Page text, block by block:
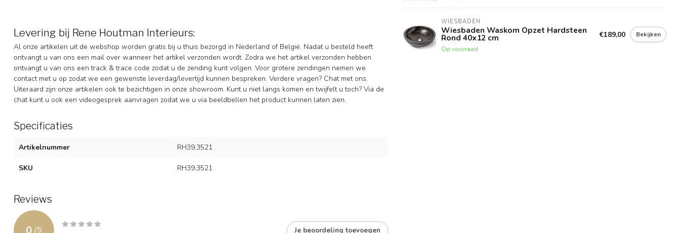
Levering bij Rene Houtman Interieurs:
Al onze artikelen uit de webshop worden gratis bij u thuis bezorgd in Nederland of België. Nadat u besteld heeft
ontvangt u van ons een mail over wanneer het artikel verzonden wordt. Zodra we het artikel verzonden hebben
ontvangt u van ons een track & trace code zodat u de zending kunt volgen. Voor grotere zendingen nemen we
contact met u op zodat we een gewenste leverdag/levertijd kunnen bespreken. Verdere vragen? Chat met ons.
Uiteraard zijn onze artikelen ook te bezichtigen in onze showroom. Kunt u niet langs komen en twijfelt u toch? Via de
chat kunt u ook een videogesprek aanvragen zodat we u via beeldbellen het product kunnen laten zien.
Specificaties
Artikelnummer RH39.3521
SKU RH39.3521
Reviews
/5 Je beoordeling toevoegen
WIESBADEN
Wiesbaden Waskom Opzet Hardsteen
Rond 40x12 cm
Op voorraad
€189,00 Bekijken